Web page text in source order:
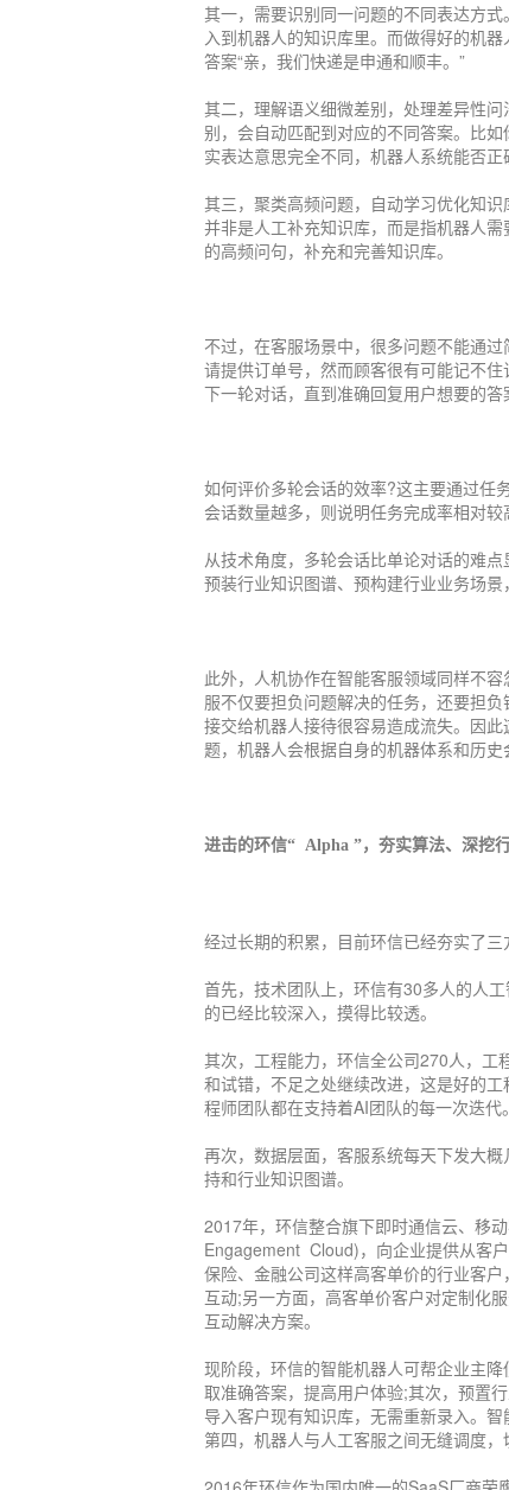
其一，需要识别同一问题的不同表达方
入到机器人的知识库里。而做得好的机
答案“亲，我们快递是申通和顺丰。”
其二，理解语义细微差别，处理差异性
别，会自动匹配到对应的不同答案。比
实表达意思完全不同，机器人系统能否正
其三，聚类高频问题，自动学习优化知
并非是人工补充知识库，而是指机器人
的高频问句，补充和完善知识库。
不过，在客服场景中，很多问题不能通
请提供订单号，然而顾客很有可能记不
下一轮对话，直到准确回复用户想要的答
如何评价多轮会话的效率?这主要通过任
会话数量越多，则说明任务完成率相对较
从技术角度，多轮会话比单论对话的难
预装行业知识图谱、预构建行业业务场景
此外，人机协作在智能客服领域同样不
服不仅要担负问题解决的任务，还要担
接交给机器人接待很容易造成流失。因
题，机器人会根据自身的机器体系和历史
进击的环信“ Alpha ”，夯实算法、深挖
经过长期的积累，目前环信已经夯实了三
首先，技术团队上，环信有30多人的人
的已经比较深入，摸得比较透。
其次，工程能力，环信全公司270人，工
和试错，不足之处继续改进，这是好的
程师团队都在支持着AI团队的每一次迭代。
再次，数据层面，客服系统每天下发大
持和行业知识图谱。
2017年，环信整合旗下即时通信云、移
Engagement Cloud)，向企业提供从客
保险、金融公司这样高客单价的行业客
互动;另一方面，高客单价客户对定制化
互动解决方案。
现阶段，环信的智能机器人可帮企业主
取准确答案，提高用户体验;其次，预置
导入客户现有知识库，无需重新录入。
第四，机器人与人工客服之间无缝调度